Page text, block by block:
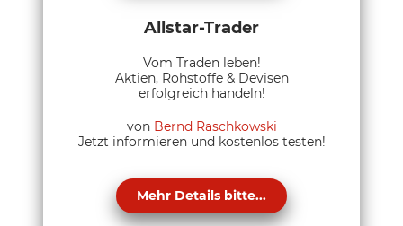
Allstar-Trader
Vom Traden leben!
Aktien, Rohstoffe & Devisen
erfolgreich handeln!
von Bernd Raschkowski
Jetzt informieren und kostenlos testen!
Mehr Details bitte...